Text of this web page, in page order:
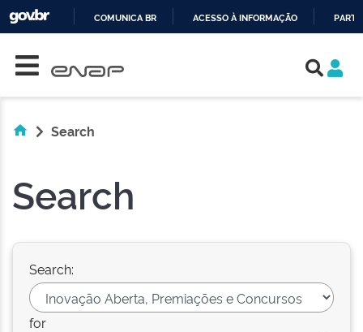
COMUNICA BR ACESSO À INFORMAÇÃO
Search
Search
Search:
for